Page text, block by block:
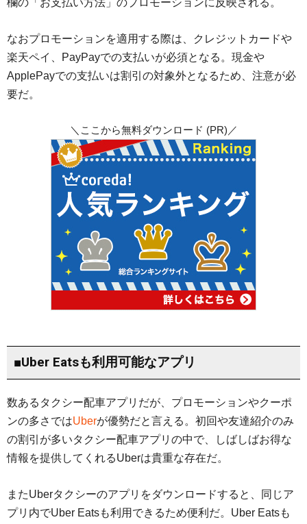
なおプロモーションを適用する際は、クレジットカードや
楽天ペイ、PayPayでの支払いが必須となる。現金や
ApplePayでの支払いは割引の対象外となるため、注意が必
要だ。
＼ここから無料ダウンロード (PR)／
■Uber Eatsも利用可能なアプリ
数あるタクシー配車アプリだが、プロモーションやクーポ
ンの多さではUberが優勢だと言える。初回や友達紹介のみ
の割引が多いタクシー配車アプリの中で、しばしばお得な
情報を提供してくれるUberは貴重な存在だ。
またUberタクシーのアプリをダウンロードすると、同じア
プリ内でUber Eatsも利用できるため便利だ。Uber Eatsも